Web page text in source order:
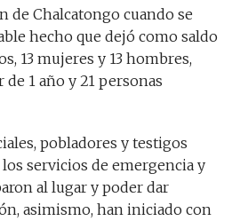
de Chalcatongo cuando se
hecho que dejó como saldo
13 mujeres y 13 hombres,
1 año y 21 personas
pobladores y testigos
servicios de emergencia y
al lugar y poder dar
asimismo, han iniciado con